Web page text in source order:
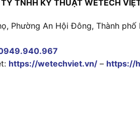
TNHH KỸ THUẬT WETECH
Phường An Hội Đông, Thành phố
https://wetechviet.vn/ – https://